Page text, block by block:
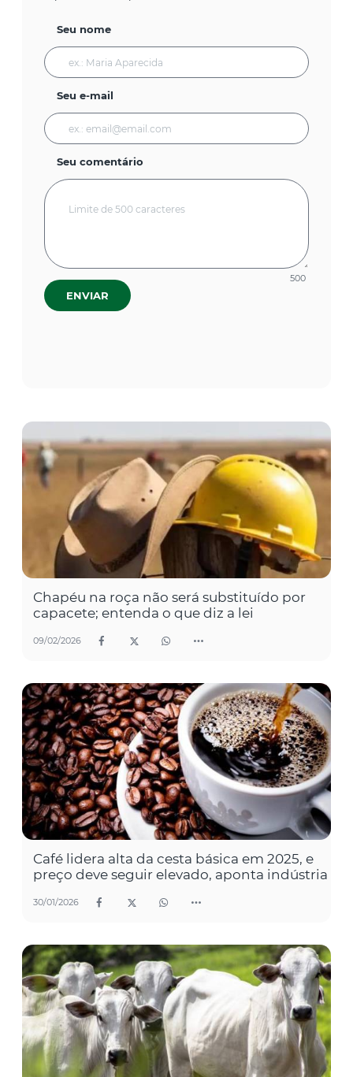
Seu nome
Seu e-mail
Seu comentário
500
ENVIAR
Chapéu na roça não será substituído por
capacete; entenda o que diz a lei
09/02/2026
Café lidera alta da cesta básica em 2025, e
preço deve seguir elevado, aponta indústria
30/01/2026